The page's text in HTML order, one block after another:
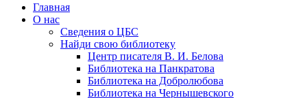
Главная
О нас
Сведения о ЦБС
Найди свою библиотеку
Центр писателя В. И. Белова
Библиотека на Панкратова
Библиотека на Добролюбова
Библиотека на Чернышевского